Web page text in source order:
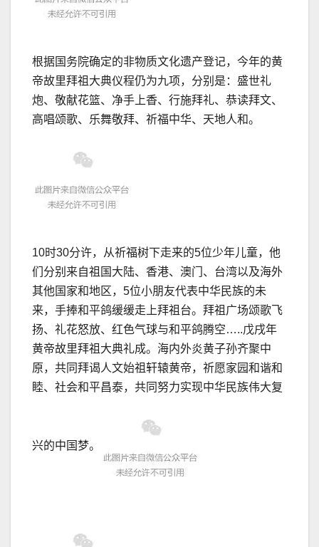
根据国务院确定的非物质文化遗产登记，今年的黄
帝故里拜祖大典仪程仍为九项，分别是：盛世礼
炮、敬献花篮、净手上香、行施拜礼、恭读拜文、
高唱颂歌、乐舞敬拜、祈福中华、天地人和。
10时30分许，从祈福树下走来的5位少年儿童，他
们分别来自祖国大陆、香港、澳门、台湾以及海外
其他国家和地区，5位小朋友代表中华民族的未
来，手捧和平鸽缓缓走上拜祖台。拜祖广场颂歌飞
扬、礼花怒放、红色气球与和平鸽腾空…..戊戌年
黄帝故里拜祖大典礼成。海内外炎黄子孙齐聚中
原，共同拜谒人文始祖轩辕黄帝，祈愿家园和谐和
睦、社会和平昌泰，共同努力实现中华民族伟大复
兴的中国梦。